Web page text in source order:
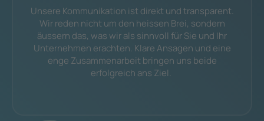
Unsere Kommunikation ist direkt und transparent.
Wir reden nicht um den heissen Brei, sondern
äussern das, was wir als sinnvoll für Sie und Ihr
Unternehmen erachten. Klare Ansagen und eine
enge Zusammenarbeit bringen uns beide
erfolgreich ans Ziel.